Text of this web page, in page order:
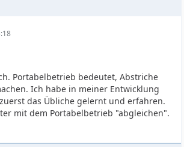
Portabelbetrieb bedeutet, Abstriche
Ich habe in meiner Entwicklung
das Übliche gelernt und erfahren.
mit dem Portabelbetrieb "abgleichen".